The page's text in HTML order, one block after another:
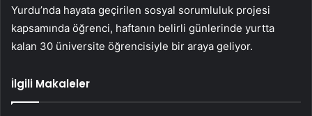
Yurdu’nda hayata geçirilen sosyal sorumluluk projesi
kapsamında öğrenci, haftanın belirli günlerinde yurtta
kalan 30 üniversite öğrencisiyle bir araya geliyor.
İlgili Makaleler